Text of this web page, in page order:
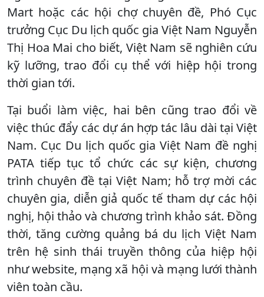
Mart hoặc các hội chợ chuyên đề, Phó Cục
trưởng Cục Du lịch quốc gia Việt Nam Nguyễn
Thị Hoa Mai cho biết, Việt Nam sẽ nghiên cứu
kỹ lưỡng, trao đổi cụ thể với hiệp hội trong
thời gian tới.
Tại buổi làm việc, hai bên cũng trao đổi về
việc thúc đẩy các dự án hợp tác lâu dài tại Việt
Nam. Cục Du lịch quốc gia Việt Nam đề nghị
PATA tiếp tục tổ chức các sự kiện, chương
trình chuyên đề tại Việt Nam; hỗ trợ mời các
chuyên gia, diễn giả quốc tế tham dự các hội
nghị, hội thảo và chương trình khảo sát. Đồng
thời, tăng cường quảng bá du lịch Việt Nam
trên hệ sinh thái truyền thông của hiệp hội
như website, mạng xã hội và mạng lưới thành
viên toàn cầu.